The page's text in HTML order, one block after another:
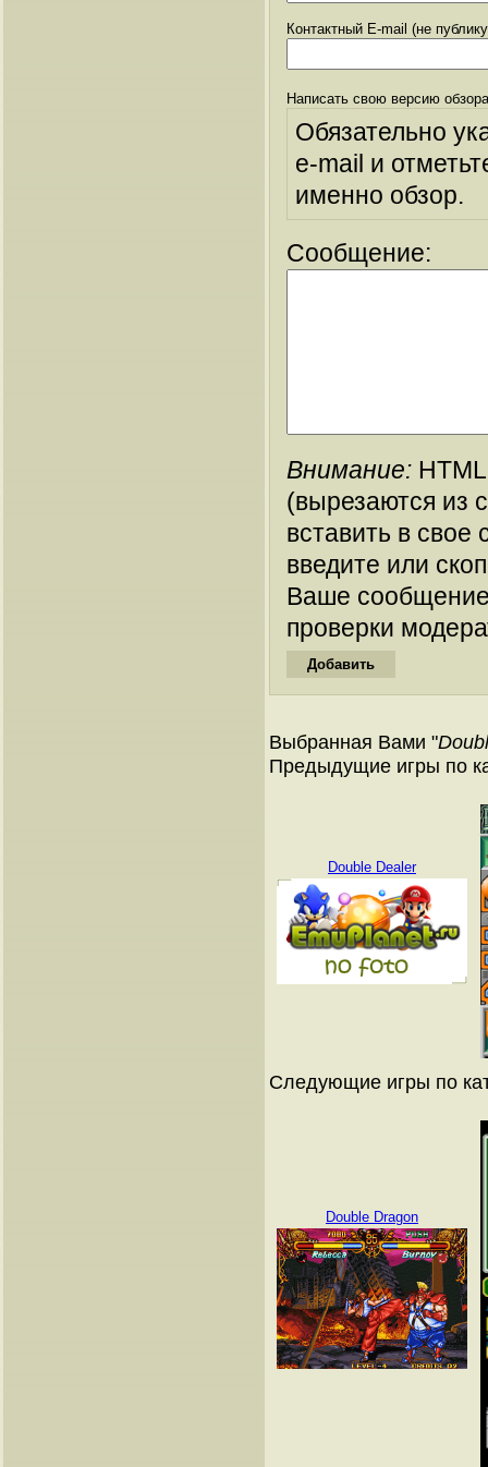
Контактный E-mail (не
Написать свою версию
Обязательно
e-mail и
именно обзор.
Сообщение:
Внимание:
(вырезаются из
вставить в
введите или
Ваше
проверки
Выбранная Вами "
Предыдущие игры по
Double Dealer
Следующие игры по
Double Dragon